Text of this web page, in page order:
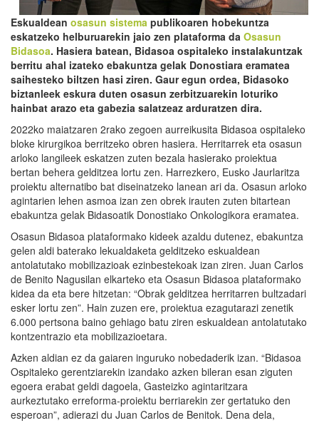
Eskualdean osasun sistema publikoaren hobekuntza
eskatzeko helburuarekin jaio zen plataforma da Osasun
Bidasoa. Hasiera batean, Bidasoa ospitaleko instalakuntzak
berritu ahal izateko ebakuntza gelak Donostiara eramatea
saihesteko biltzen hasi ziren. Gaur egun ordea, Bidasoko
biztanleek eskura duten osasun zerbitzuarekin loturiko
hainbat arazo eta gabezia salatzeaz arduratzen dira.
2022ko maiatzaren 2rako zegoen aurreikusita Bidasoa ospitaleko
bloke kirurgikoa berritzeko obren hasiera. Herritarrek eta osasun
arloko langileek eskatzen zuten bezala hasierako proiektua
bertan behera gelditzea lortu zen. Harrezkero, Eusko Jaurlaritza
proiektu alternatibo bat diseinatzeko lanean ari da. Osasun arloko
agintarien lehen asmoa izan zen obrek irauten zuten bitartean
ebakuntza gelak Bidasoatik Donostiako Onkologikora eramatea.
Osasun Bidasoa plataformako kideek azaldu dutenez, ebakuntza
gelen aldi baterako lekualdaketa gelditzeko eskualdean
antolatutako mobilizazioak ezinbestekoak izan ziren. Juan Carlos
de Benito Nagusilan elkarteko eta Osasun Bidasoa plataformako
kidea da eta bere hitzetan: “Obrak gelditzea herritarren bultzadari
esker lortu zen”. Hain zuzen ere, proiektua ezagutarazi zenetik
6.000 pertsona baino gehiago batu ziren eskualdean antolatutako
kontzentrazio eta mobilizazioetara.
Azken aldian ez da gaiaren inguruko nobedaderik izan. “Bidasoa
Ospitaleko gerentziarekin izandako azken bileran esan ziguten
egoera erabat geldi dagoela, Gasteizko agintaritzara
aurkeztutako erreforma-proiektu berriarekin zer gertatuko den
esperoan”, adierazi du Juan Carlos de Benitok. Dena dela,